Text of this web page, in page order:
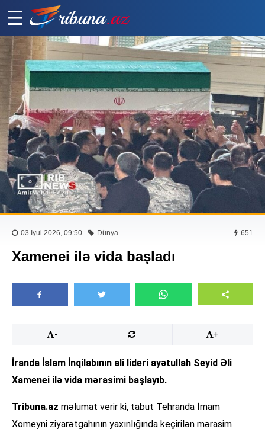
03 İyul 2026, 09:50 Dünya 651
Xamenei ilə vida başladı
- +
İranda İslam İnqilabının ali lideri ayətullah Seyid Əli
Xamenei ilə vida mərasimi başlayıb.
Tribuna.az məlumat verir ki, tabut Tehranda İmam
Xomeyni ziyarətgahının yaxınlığında keçirilən mərasim